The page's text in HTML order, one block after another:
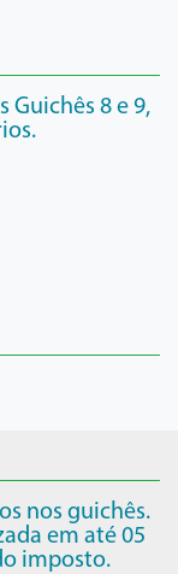
Guichês 8 e 9,
nos guichês.
em até 05
imposto.